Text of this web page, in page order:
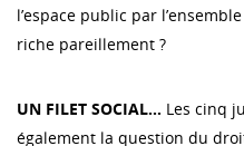
l’espace public par
riche pareillement ?
UN FILET SOCIAL… Les cinq
également la question du